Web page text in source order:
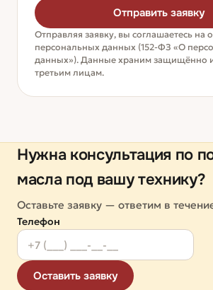
Отправить заявку
Отправляя заявку, вы соглашаетесь на
персональных данных (152-ФЗ «О
данных»). Данные храним защищённо
третьим лицам.
Нужна консультация по
масла под вашу технику?
Оставьте заявку — ответим в
Телефон
Оставить заявку